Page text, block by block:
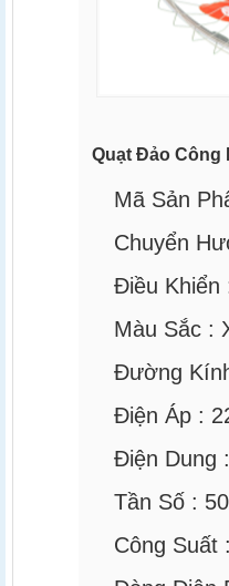
Quạt Đảo Công
Mã Sản
Chuyển
Điều Khiển
Màu Sắc :
Đường
Điện Áp :
Điện Dung :
Tần Số :
Công Suất :